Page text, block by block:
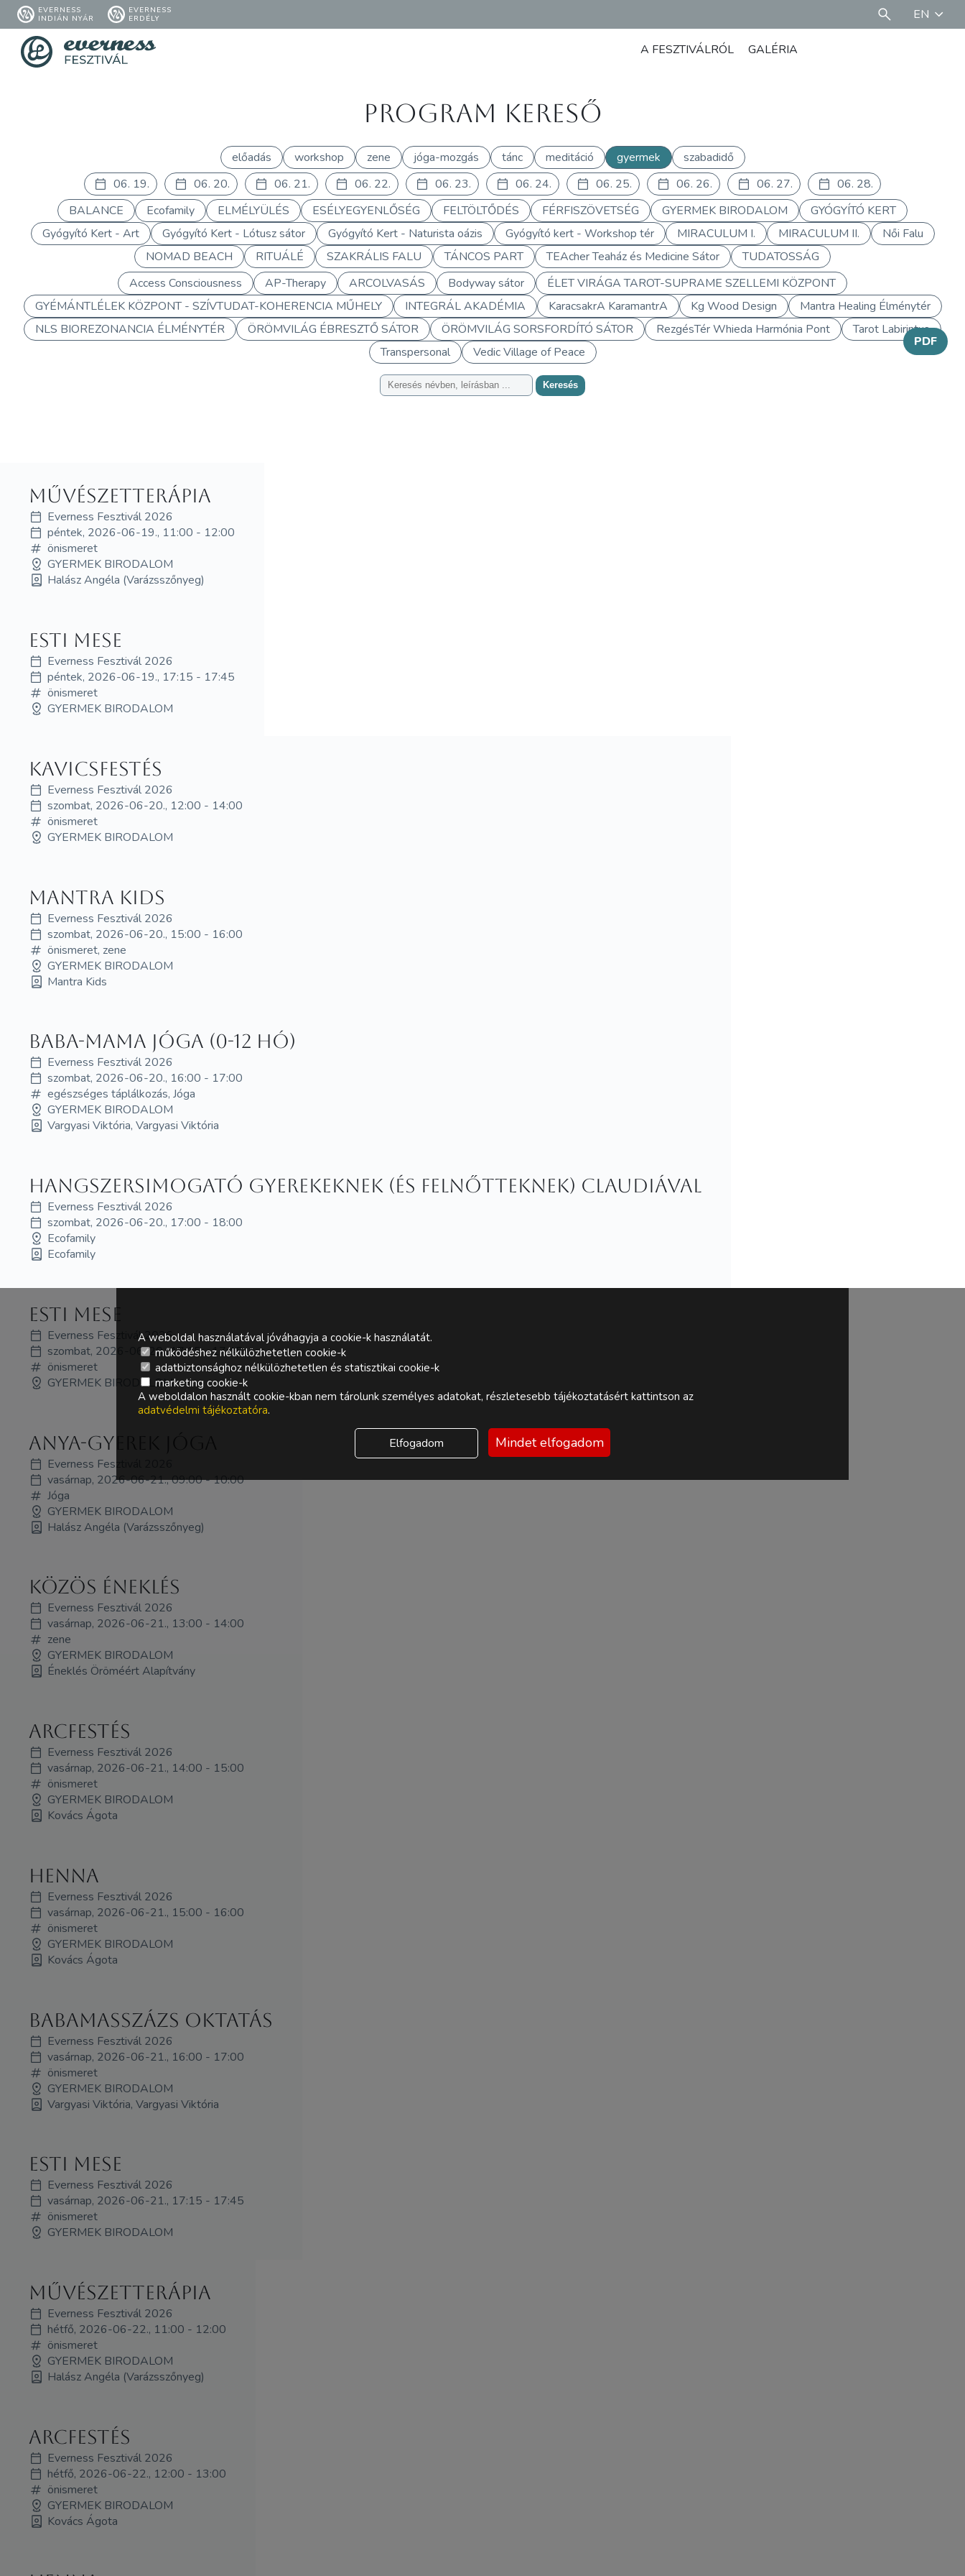
EVERNESS
INDIÁN NYÁR
EVERNESS
ERDÉLY
EN
A FESZTIVÁLRÓL GALÉRIA
Program kereső
előadás workshop zene jóga-mozgás tánc meditáció gyermek
szabadidő
06. 19.
06. 20. 06. 21. 06. 22. 06. 23. 06. 24. 06. 25. 06. 26. 06. 27.
06. 28.
BALANCE
Ecofamily ELMÉLYÜLÉS ESÉLYEGYENLŐSÉG FELTÖLTŐDÉS FÉRFISZÖVETSÉG GYERMEK BIRODALOM
GYÓGYÍTÓ KERT
Gyógyító Kert - Art
Gyógyító Kert - Lótusz sátor Gyógyító Kert - Naturista oázis Gyógyító kert - Workshop tér MIRACULUM I. MIRACULUM II.
Női Falu
NOMAD BEACH
RITUÁLÉ SZAKRÁLIS FALU TÁNCOS PART TEAcher Teaház és Medicine Sátor
TUDATOSSÁG
Access Consciousness
AP-Therapy ARCOLVASÁS Bodyway sátor
ÉLET VIRÁGA TAROT-SUPRAME SZELLEMI KÖZPONT
GYÉMÁNTLÉLEK KÖZPONT - SZÍVTUDAT-KOHERENCIA MŰHELY
INTEGRÁL AKADÉMIA KaracsakrA KaramantrA Kg Wood Design
Mantra Healing Élménytér
NLS BIOREZONANCIA ÉLMÉNYTÉR
ÖRÖMVILÁG ÉBRESZTŐ SÁTOR ÖRÖMVILÁG SORSFORDÍTÓ SÁTOR RezgésTér Whieda Harmónia Pont
Tarot Labirintus
Transpersonal
Vedic Village of Peace
Keresés
PDF
Művészetterápia
Everness Fesztivál 2026
péntek, 2026-06-19., 11:00 - 12:00
önismeret
GYERMEK BIRODALOM
Halász Angéla (Varázsszőnyeg)
Esti mese
Everness Fesztivál 2026
péntek, 2026-06-19., 17:15 - 17:45
önismeret
GYERMEK BIRODALOM
Kavicsfestés
Everness Fesztivál 2026
szombat, 2026-06-20., 12:00 - 14:00
önismeret
GYERMEK BIRODALOM
Mantra Kids
Everness Fesztivál 2026
szombat, 2026-06-20., 15:00 - 16:00
önismeret, zene
GYERMEK BIRODALOM
Mantra Kids
Baba-mama jóga (0-12 hó)
Everness Fesztivál 2026
szombat, 2026-06-20., 16:00 - 17:00
egészséges táplálkozás, Jóga
GYERMEK BIRODALOM
Vargyasi Viktória, Vargyasi Viktória
Hangszersimogató gyerekeknek (és felnőtteknek) Claudiával
Everness Fesztivál 2026
szombat, 2026-06-20., 17:00 - 18:00
Ecofamily
Ecofamily
Esti mese
Everness Fesztivál 2026
szombat, 2026-06-20., 17:15 - 17:45
önismeret
GYERMEK BIRODALOM
Anya-gyerek jóga
Everness Fesztivál 2026
vasárnap, 2026-06-21., 09:00 - 10:00
Jóga
GYERMEK BIRODALOM
Halász Angéla (Varázsszőnyeg)
Közös éneklés
Everness Fesztivál 2026
vasárnap, 2026-06-21., 13:00 - 14:00
zene
GYERMEK BIRODALOM
Éneklés Öröméért Alapítvány
Arcfestés
Everness Fesztivál 2026
vasárnap, 2026-06-21., 14:00 - 15:00
önismeret
GYERMEK BIRODALOM
Kovács Ágota
Henna
Everness Fesztivál 2026
vasárnap, 2026-06-21., 15:00 - 16:00
önismeret
GYERMEK BIRODALOM
Kovács Ágota
Babamasszázs oktatás
Everness Fesztivál 2026
vasárnap, 2026-06-21., 16:00 - 17:00
önismeret
GYERMEK BIRODALOM
Vargyasi Viktória, Vargyasi Viktória
Esti mese
Everness Fesztivál 2026
vasárnap, 2026-06-21., 17:15 - 17:45
önismeret
GYERMEK BIRODALOM
Művészetterápia
Everness Fesztivál 2026
hétfő, 2026-06-22., 11:00 - 12:00
önismeret
GYERMEK BIRODALOM
Halász Angéla (Varázsszőnyeg)
Arcfestés
Everness Fesztivál 2026
hétfő, 2026-06-22., 12:00 - 13:00
önismeret
GYERMEK BIRODALOM
Kovács Ágota
A weboldal használatával jóváhagyja a cookie-k használatát.
működéshez nélkülözhetetlen cookie-k
adatbiztonsághoz nélkülözhetetlen és statisztikai cookie-k
marketing cookie-k
A weboldalon használt cookie-kban nem tárolunk személyes adatokat, részletesebb tájékoztatásért kattintson az
adatvédelmi tájékoztatóra.
Elfogadom Mindet elfogadom